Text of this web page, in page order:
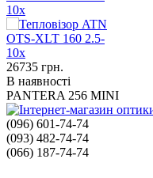
10x
26735 грн.
В наявності
PANTERA 256 MINI
(096) 601-74-74
(093) 482-74-74
(066) 187-74-74